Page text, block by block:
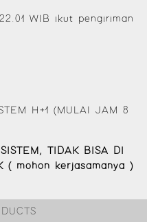
WIB ikut pengiriman
H+1 (MULAI JAM 8
TIDAK BISA DI
( mohon kerjasamanya )